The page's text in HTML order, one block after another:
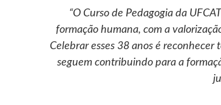
“O Curso de Pedagogia da
formação humana, com a
Celebrar esses 38 anos é reconhecer
seguem contribuindo para a